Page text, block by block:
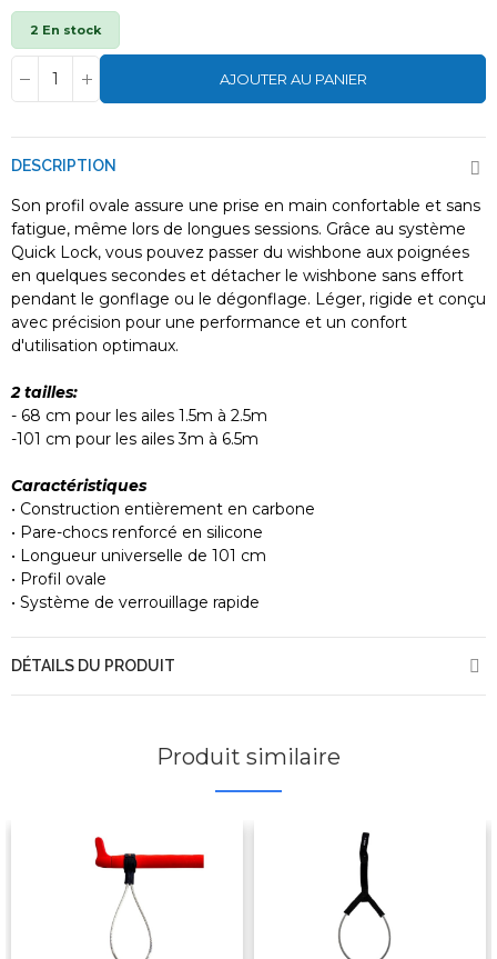
2 En stock
AJOUTER AU PANIER
DESCRIPTION
Son profil ovale assure une prise en main confortable et sans
fatigue, même lors de longues sessions. Grâce au système
Quick Lock, vous pouvez passer du wishbone aux poignées
en quelques secondes et détacher le wishbone sans effort
pendant le gonflage ou le dégonflage. Léger, rigide et conçu
avec précision pour une performance et un confort
d'utilisation optimaux.
2 tailles:
- 68 cm pour les ailes 1.5m à 2.5m
-101 cm pour les ailes 3m à 6.5m
Caractéristiques
• Construction entièrement en carbone
• Pare-chocs renforcé en silicone
• Longueur universelle de 101 cm
• Profil ovale
• Système de verrouillage rapide
DÉTAILS DU PRODUIT
Produit similaire